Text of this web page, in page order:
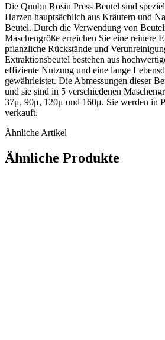
Stk.
Menge
Die Qnubu Rosin Press Beutel sind
Harzen hauptsächlich aus Kräutern und
Beutel. Durch die Verwendung von
Maschengröße erreichen Sie eine reinere
pflanzliche Rückstände und
Extraktionsbeutel bestehen aus
effiziente Nutzung und eine lange
gewährleistet. Die Abmessungen dieser
und sie sind in 5 verschiedenen
37μ, 90μ, 120μ und 160μ. Sie werden in
verkauft.
Ähnliche Artikel
Ähnliche Produkte